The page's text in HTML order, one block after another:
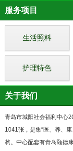
服务项目
生活照料
护理特色
关于我们
青岛市城阳社会福利中心
1041张，是集“医、养、
构。中心配套有青岛颐德